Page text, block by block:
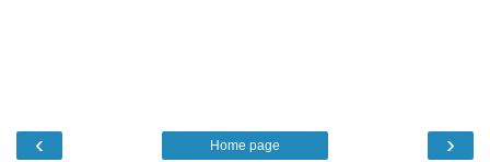
‹ ›
Home page